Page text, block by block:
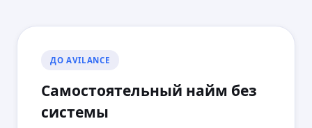
ДО AVILANCE
Самостоятельный найм без
системы